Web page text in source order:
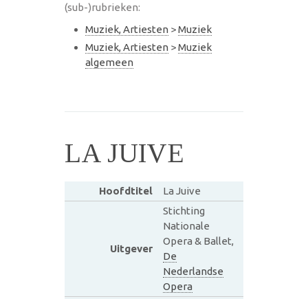
(sub-)rubrieken:
Muziek, Artiesten >Muziek
Muziek, Artiesten >Muziek
algemeen
LA JUIVE
Hoofdtitel La Juive
Uitgever
Stichting
Nationale
Opera & Ballet,
De
Nederlandse
Opera